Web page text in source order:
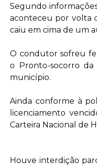
Segundo
aconteceu por volta
caiu em cima de um
O condutor sofreu
o Pronto-socorro
município.
Ainda conforme à
licenciamento
Carteira Nacional de
Houve interdição